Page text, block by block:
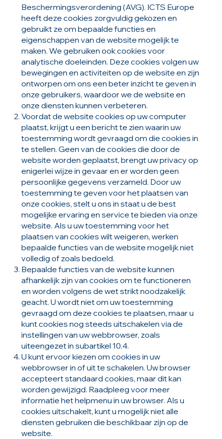
Beschermingsverordening (AVG). ICTS Europe
heeft deze cookies zorgvuldig gekozen en
gebruikt ze om bepaalde functies en
eigenschappen van de website mogelijk te
maken. We gebruiken ook cookies voor
analytische doeleinden. Deze cookies volgen uw
bewegingen en activiteiten op de website en zijn
ontworpen om ons een beter inzicht te geven in
onze gebruikers, waardoor we de website en
onze diensten kunnen verbeteren.
Voordat de website cookies op uw computer
plaatst, krijgt u een bericht te zien waarin uw
toestemming wordt gevraagd om die cookies in
te stellen. Geen van de cookies die door de
website worden geplaatst, brengt uw privacy op
enigerlei wijze in gevaar en er worden geen
persoonlijke gegevens verzameld. Door uw
toestemming te geven voor het plaatsen van
onze cookies, stelt u ons in staat u de best
mogelijke ervaring en service te bieden via onze
website. Als u uw toestemming voor het
plaatsen van cookies wilt weigeren, werken
bepaalde functies van de website mogelijk niet
volledig of zoals bedoeld.
Bepaalde functies van de website kunnen
afhankelijk zijn van cookies om te functioneren
en worden volgens de wet strikt noodzakelijk
geacht. U wordt niet om uw toestemming
gevraagd om deze cookies te plaatsen, maar u
kunt cookies nog steeds uitschakelen via de
instellingen van uw webbrowser, zoals
uiteengezet in subartikel 10.4.
U kunt ervoor kiezen om cookies in uw
webbrowser in of uit te schakelen. Uw browser
accepteert standaard cookies, maar dit kan
worden gewijzigd. Raadpleeg voor meer
informatie het helpmenu in uw browser. Als u
cookies uitschakelt, kunt u mogelijk niet alle
diensten gebruiken die beschikbaar zijn op de
website.